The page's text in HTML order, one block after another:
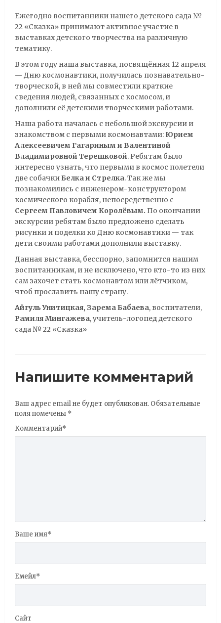
Ежегодно воспитанники нашего детского сада №
22 «Сказка» принимают активное участие в
выставках детского творчества на различную
тематику.
В этом году наша выставка, посвящённая 12 апреля
— Дню космонавтики, получилась познавательно-
творческой, в ней мы совместили краткие
сведения людей, связанных с космосом, и
дополнили её детскими творческими работами.
Наша работа началась с небольшой экскурсии и
знакомством с первыми космонавтами: Юрием
Алексеевичем Гагариным и Валентиной
Владимировной Терешковой. Ребятам было
интересно узнать, что первыми в космос полетели
две собачкиБелка и Стрелка. Так же мы
познакомились с инженером-конструктором
космического корабля, непосредственно с
Сергеем Павловичем Королёвым. По окончании
экскурсии ребятам было предложено сделать
рисунки и поделки ко Дню космонавтики — так
дети своими работами дополнили выставку.
Данная выставка, бесспорно, запомнится нашим
воспитанникам, и не исключено, что кто-то из них
сам захочет стать космонавтом или лётчиком,
чтоб прославить нашу страну.
Айгуль Унитицкая, Зарема Бабаева, воспитатели,
Рамиля Мингажева, учитель-логопед детского
сада № 22 «Сказка»
Напишите комментарий
Ваш адрес email не будет опубликован. Обязательные
поля помечены *
Комментарий*
Ваше имя*
Емейл*
Сайт